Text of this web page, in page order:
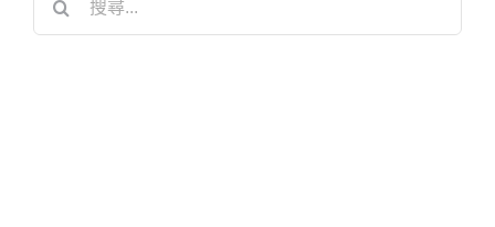
当社，ほかのユーザー，またはその